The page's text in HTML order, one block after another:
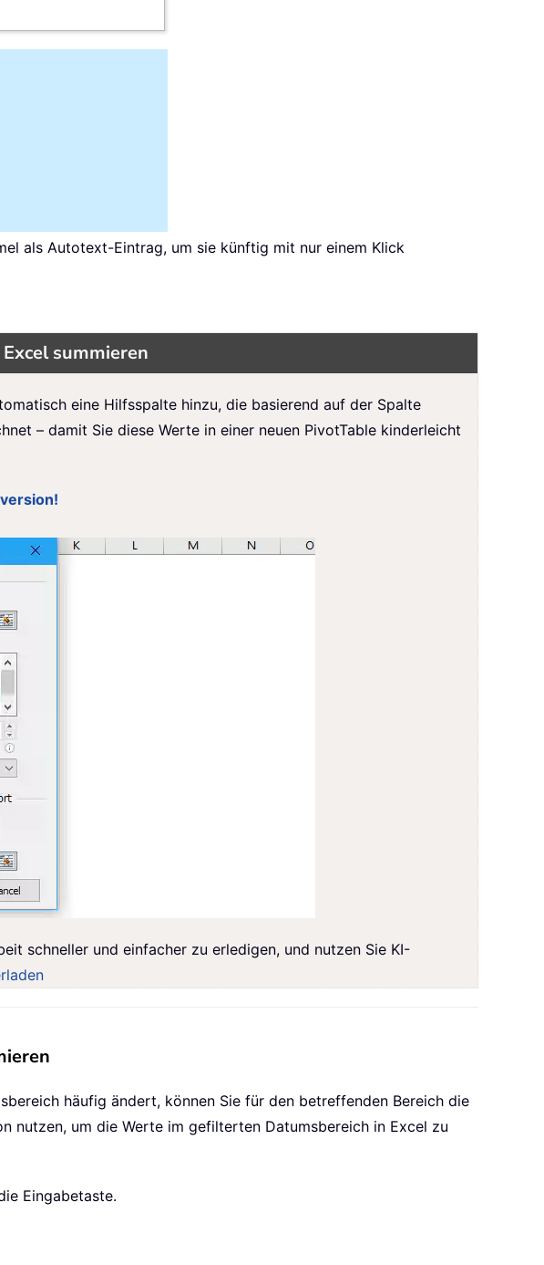
als Autotext-Eintrag, um sie künftig mit nur einem Klick
summieren
eine Hilfsspalte hinzu, die basierend auf der Spalte
– damit Sie diese Werte in einer neuen PivotTable kinderleicht
schneller und einfacher zu erledigen, und nutzen Sie KI-
häufig ändert, können Sie für den betreffenden Bereich die
nutzen, um die Werte im gefilterten Datumsbereich in Excel zu
Eingabetaste.